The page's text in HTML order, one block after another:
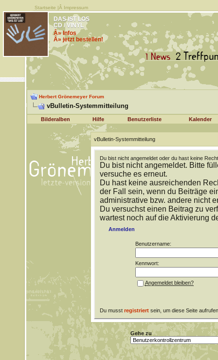
Startseite |Â Impressum
DAS IST LOS
CD / VINYL
Â» Infos
Â» jetzt bestellen!
Herbert Grönemeyer Forum
vBulletin-Systemmitteilung
Bilderalben Hilfe Benutzerliste Kalender
vBulletin-Systemmitteilung
Du bist nicht angemeldet oder du hast keine
Du bist nicht angemeldet. Bitte
versuche es erneut.
Du hast keine ausreichenden
der Fall sein, wenn du Beiträge
administrative bzw. andere nicht
Du versuchst einen Beitrag zu
wartest noch auf die Aktivierung
Anmelden
Benutzername:
Kennwort:
Angemeldet bleiben?
Du musst registriertsein, um diese Seite
Gehe zu